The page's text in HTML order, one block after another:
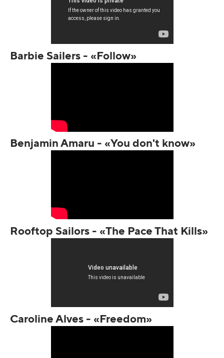
Barbie Sailers - «Follow»
Benjamin Amaru - «You don't know»
Rooftop Sailors - «The Pace That Kills»
Caroline Alves - «Freedom»